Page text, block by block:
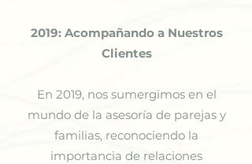
2019: Acompañando a Nuestros
Clientes
En 2019, nos sumergimos en el
mundo de la asesoría de parejas y
familias, reconociendo la
importancia de relaciones